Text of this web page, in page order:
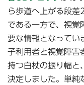
ら歩道へ上がる段差
である一方で、視覚
要な情報となってい
子利用者と視覚障害
持つ白杖の振り幅と
決定しました。単純